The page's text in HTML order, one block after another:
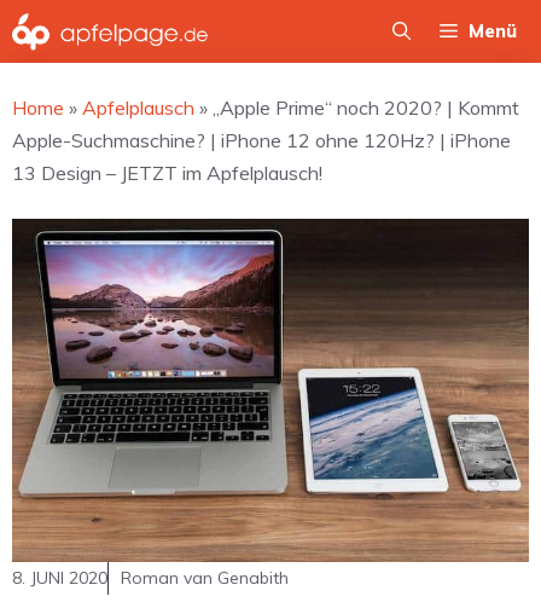
Zum
Inhalt
Menü
Home » Apfelplausch » „Apple Prime“ noch 2020? | Kommt
Apple-Suchmaschine? | iPhone 12 ohne 120Hz? | iPhone
13 Design – JETZT im Apfelplausch!
8. JUNI 2020 Roman van Genabith